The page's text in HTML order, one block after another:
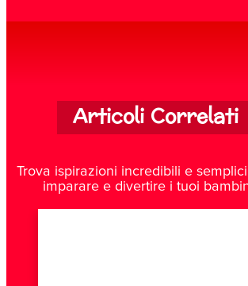
Articoli Correlati
Trova ispirazioni incredibili e
imparare e divertire i tuoi